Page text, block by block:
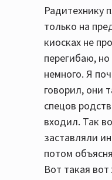
Радитехнику
только на
киосках не
перегибаю,
немного. Я
говорил, они
спецов
входил. Так
заставляли
потом
Вот такая